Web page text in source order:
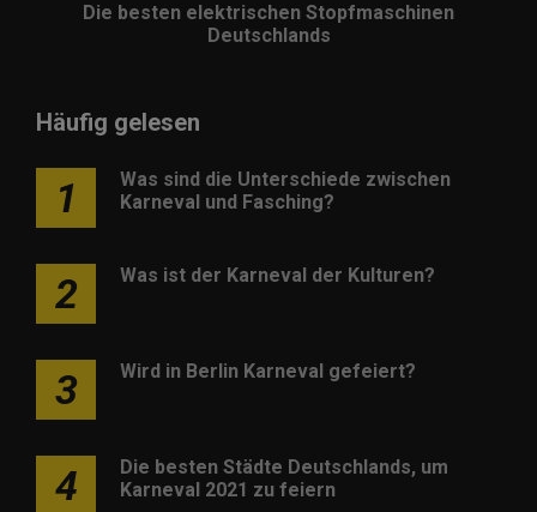
Die besten elektrischen Stopfmaschinen
Deutschlands
Häufig gelesen
1
Was sind die Unterschiede zwischen
Karneval und Fasching?
2 Was ist der Karneval der Kulturen?
3 Wird in Berlin Karneval gefeiert?
4
Die besten Städte Deutschlands, um
Karneval 2021 zu feiern